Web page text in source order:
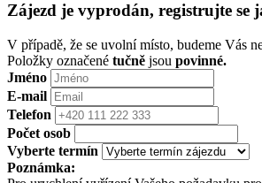
Zájezd je vyprodán, registrujte se
V případě, že se uvolní místo, budeme Vás
Položky označené tučně jsou povinné.
Jméno
E-mail
Telefon
Počet osob
Vyberte termín
Poznámka: